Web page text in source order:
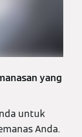
yang
untuk
Anda.